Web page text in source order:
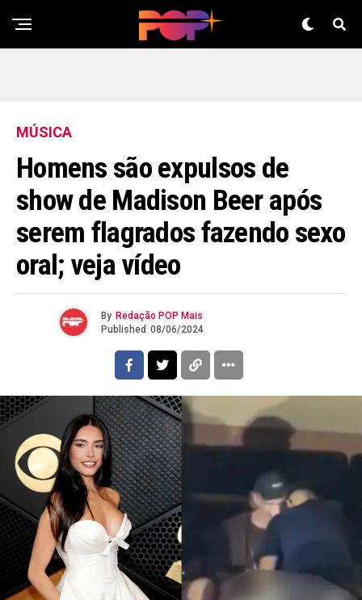
MÚSICA
Homens são expulsos de
show de Madison Beer após
serem flagrados fazendo sexo
oral; veja vídeo
By Redação POP Mais
Published 08/06/2024
Flipboard